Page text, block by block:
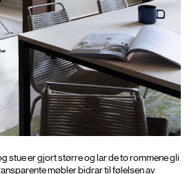
stue er gjort større og lar de to rommene gli
møbler bidrar til følelsen av